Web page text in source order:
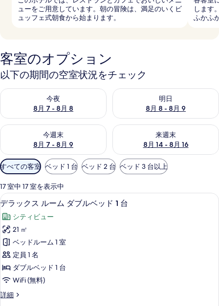
ューをご用意しています。朝の冒険は、満足のいくビ
ュッフェ式朝食から始まります。
します
ふかふ
客室のオプション
以下の期間の空室状況をチェック
今夜
8月 7 - 8月 8
今夜 8月 7 - 8月 8 の空室状況をチェック
明日
8月 8 - 8月 9
明日 8月 8 - 8月 9 の空室状況
今週末
8月 7 - 8月 9
今週末 8月 7 - 8月 9 の空室状況をチェック
来週末
8月 14 - 8月 16
来週末 8月 14 - 8月 16 の空室
利
用
可
能
な
客
室
の
絞
り
込
み
条
すべての客室 ベッド 1 台 ベッド 2 台 ベッド 3 台以上
17 室中 17 室を表示中
デ
ラ
ッ
ク
ス
ル
ー
ム
ダ
羽毛の掛け布団、ミニバー (無料)、
6
デラックス ルーム ダブルベッド 1 台
シティビュー
21 ㎡
ベッドルーム 1 室
定員 1 名
ダブルベッド 1 台
WiFi (無料)
詳細
デ